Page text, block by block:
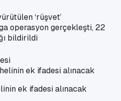
‘rüşvet’
operasyon gerçekleşti, 22
bildirildi
ek ifadesi alınacak